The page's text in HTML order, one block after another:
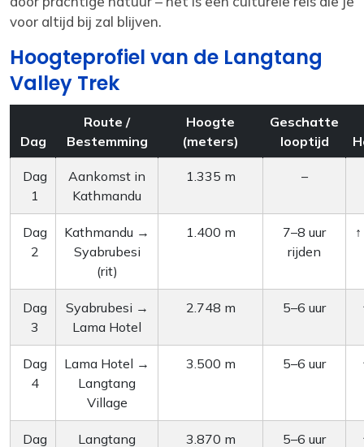
voor altijd bij zal blijven.
Hoogteprofiel van de Langtang
Valley Trek
Dag
Route /
Bestemming
Hoogte
(meters)
Geschatte
looptijd
Dag
1
Aankomst in
Kathmandu
1.335 m –
Dag
2
Kathmandu →
Syabrubesi
(rit)
1.400 m
7–8 uur
rijden
Dag
3
Syabrubesi →
Lama Hotel
2.748 m 5–6 uur
Dag
4
Lama Hotel →
Langtang
Village
3.500 m 5–6 uur
Dag
Langtang
3.870 m 5–6 uur